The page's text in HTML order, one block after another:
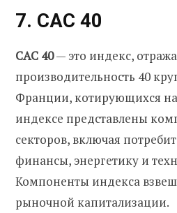
7. CAC 40
CAC 40— это индекс,
производительность 40
Франции, котирующихся на
индексе представлены
секторов, включая
финансы, энергетику и
Компоненты индекса
рыночной капитализации.